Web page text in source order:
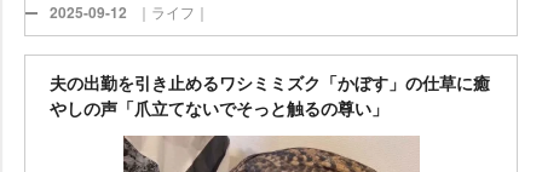
2025-09-12 ｜ライフ｜
夫の出勤を引き止めるワシミミズク「かぼす」の仕草に癒
しの声「爪立てないでそっと触るの尊い」